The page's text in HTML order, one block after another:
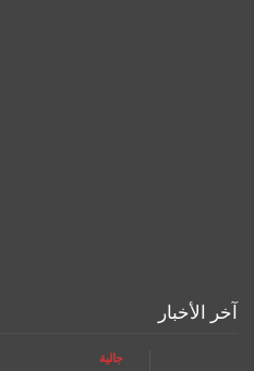
آخر الأخبار
جالية